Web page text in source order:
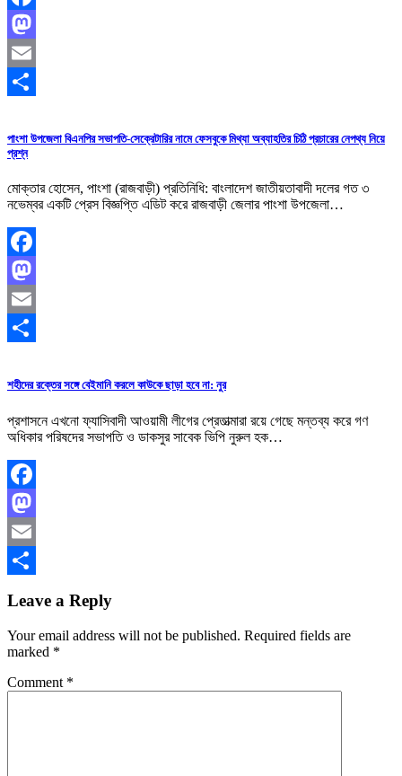
Facebook
Mastodon
Email
পাংশা উপজেলা বিএনপির সভাপতি-সেক্রেটারির নামে ফেসবুকে মিথ্যা অব্যাহতির চিঠি প্রচারের নেপথ্য নিয়ে
প্রশ্ন
মোক্তার হোসেন, পাংশা (রাজবাড়ী) প্রতিনিধি: বাংলাদেশ জাতীয়তাবাদী দলের গত ৩
নভেম্বর একটি প্রেস বিজ্ঞপ্তি এডিট করে রাজবাড়ী জেলার পাংশা উপজেলা…
Facebook
Mastodon
Email
শহীদের রক্তের সঙ্গে বেইমানি করলে কাউকে ছাড়া হবে না: নুর
প্রশাসনে এখনো ফ্যাসিবাদী আওয়ামী লীগের প্রেতাত্মারা রয়ে গেছে মন্তব্য করে গণ
অধিকার পরিষদের সভাপতি ও ডাকসুর সাবেক ভিপি নুরুল হক…
Facebook
Mastodon
Email
Leave a Reply
Your email address will not be published. Required fields are
marked *
Comment *